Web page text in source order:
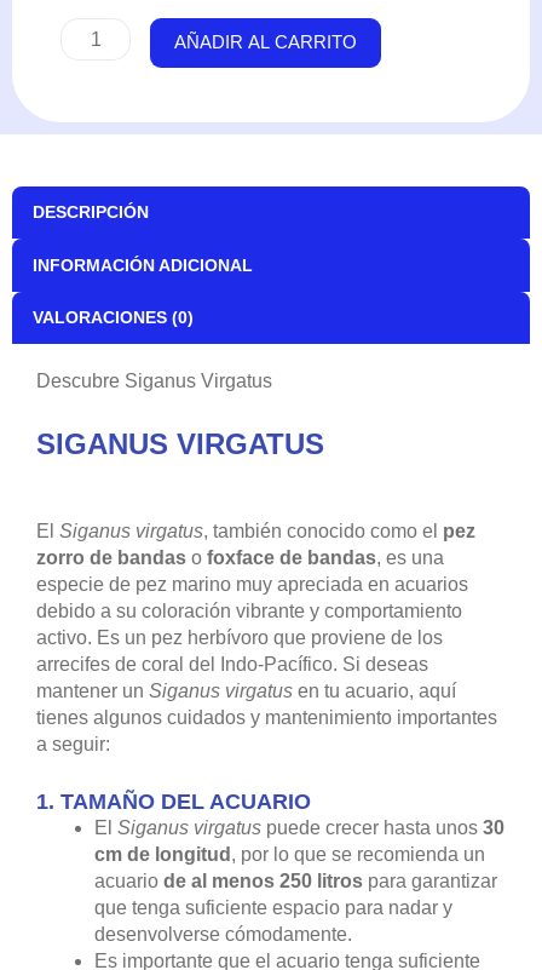
AÑADIR AL CARRITO
DESCRIPCIÓN
INFORMACIÓN ADICIONAL
VALORACIONES (0)
Descubre Siganus Virgatus
SIGANUS VIRGATUS
El Siganus virgatus, también conocido como el pez
zorro de bandas o foxface de bandas, es una
especie de pez marino muy apreciada en acuarios
debido a su coloración vibrante y comportamiento
activo. Es un pez herbívoro que proviene de los
arrecifes de coral del Indo-Pacífico. Si deseas
mantener un Siganus virgatus en tu acuario, aquí
tienes algunos cuidados y mantenimiento importantes
a seguir:
1. TAMAÑO DEL ACUARIO
El Siganus virgatus puede crecer hasta unos 30
cm de longitud , por lo que se recomienda un
acuario de al menos 250 litros para garantizar
que tenga suficiente espacio para nadar y
desenvolverse cómodamente.
Es importante que el acuario tenga suficiente